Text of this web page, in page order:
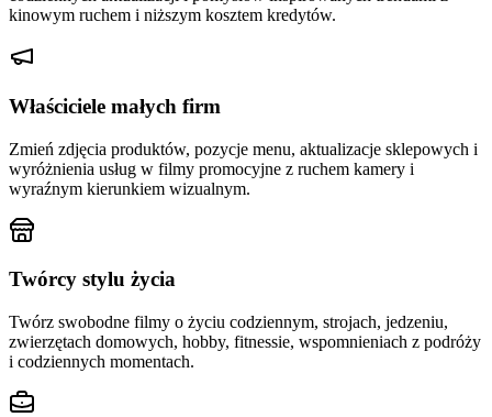
kinowym ruchem i niższym kosztem kredytów.
Właściciele małych firm
Zmień zdjęcia produktów, pozycje menu, aktualizacje sklepowych i
wyróżnienia usług w filmy promocyjne z ruchem kamery i
wyraźnym kierunkiem wizualnym.
Twórcy stylu życia
Twórz swobodne filmy o życiu codziennym, strojach, jedzeniu,
zwierzętach domowych, hobby, fitnessie, wspomnieniach z podróży
i codziennych momentach.